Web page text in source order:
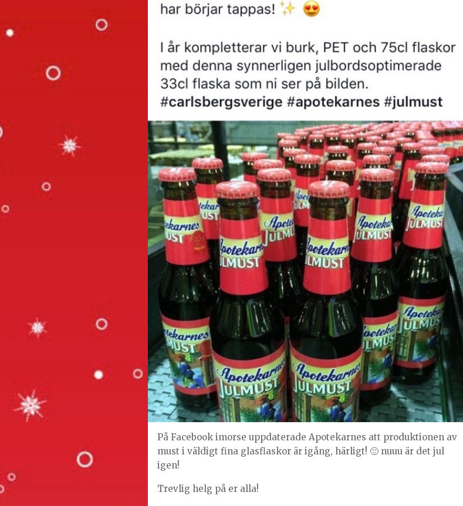
På Facebook imorse uppdaterade Apotekarnes att produktionen av
must i väldigt fina glasflaskor är igång, härligt! 🙂 nuuu är det jul
igen!
Trevlig helg på er alla!